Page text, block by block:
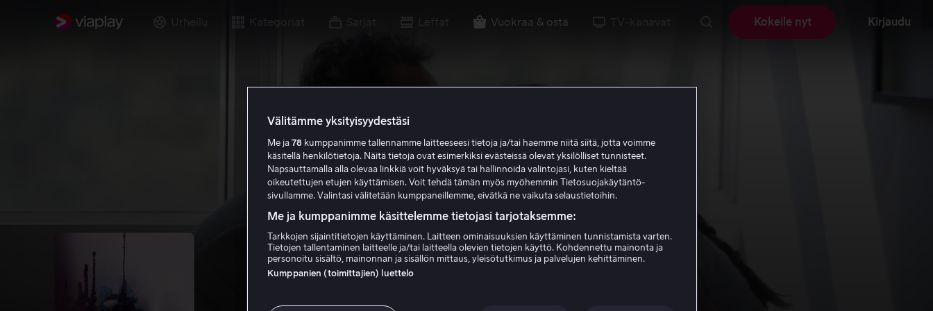
Kategoriat Vuokraa & osta Kokeile nyt Kirjaudu
Välitämme yksityisyydestäsi
Me ja 78 kumppanimme tallennamme laitteeseesi tietoja ja/tai haemme niitä siitä, jotta voimme
käsitellä henkilötietoja. Näitä tietoja ovat esimerkiksi evästeissä olevat yksilölliset tunnisteet.
Napsauttamalla alla olevaa linkkiä voit hyväksyä tai hallinnoida valintojasi, kuten kieltää
oikeutettujen etujen käyttämisen. Voit tehdä tämän myös myöhemmin Tietosuojakäytäntö-
sivullamme. Valintasi välitetään kumppaneillemme, eivätkä ne vaikuta selaustietoihin.
Me ja kumppanimme käsittelemme tietojasi tarjotaksemme:
Tarkkojen sijaintitietojen käyttäminen. Laitteen ominaisuuksien käyttäminen tunnistamista varten.
Tietojen tallentaminen laitteelle ja/tai laitteella olevien tietojen käyttö. Kohdennettu mainonta ja
personoitu sisältö, mainonnan ja sisällön mittaus, yleisötutkimus ja palvelujen kehittäminen.
Kumppanien (toimittajien) luettelo